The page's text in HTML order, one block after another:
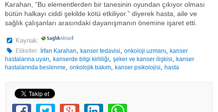
Karahan, “Bu elementlerden bir tanesinin oyundan çıkıyor olması
bütün halkayı ciddi şekilde kötü etkiliyor.” diyerek hasta, aile ve
sağlık çalışanları arasındaki dayanışmanın önemine işaret etti.
Kaynak:
Etiketler: İrfan Karahan,kanser tedavisi,onkoloji uzmanı,kanser
hastalarına uyarı, kanserde bilgi kirliliği, şeker ve kanser ilişkisi, kanser
hastalarında beslenme, onkolojik bakım, kanser psikolojisi, hasta